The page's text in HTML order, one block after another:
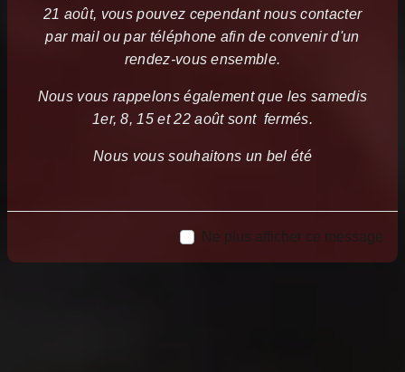
21 août, vous pouvez cependant nous contacter
par mail ou par téléphone afin de convenir d'un
rendez-vous ensemble.
Nous vous rappelons également que les samedis
1er, 8, 15 et 22 août sont fermés.
Nous vous souhaitons un bel été
Ne plus afficher ce message